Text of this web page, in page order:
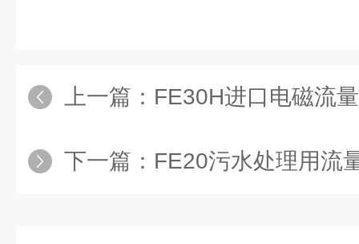
上一篇： FE30H进口电磁流量
下一篇： FE20污水处理用流